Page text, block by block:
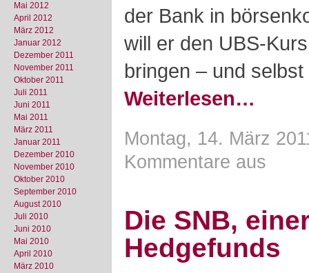
Mai 2012
April 2012
März 2012
Januar 2012
Dezember 2011
November 2011
Oktober 2011
Juli 2011
Juni 2011
Mai 2011
März 2011
Januar 2011
Dezember 2010
November 2010
Oktober 2010
September 2010
August 2010
Juli 2010
Juni 2010
Mai 2010
April 2010
März 2010
der Bank in
will er den UBS-
bringen – und
Weiterlesen…
Montag, 14. März
Kommentare aus
Die SNB,
Hedgefunds